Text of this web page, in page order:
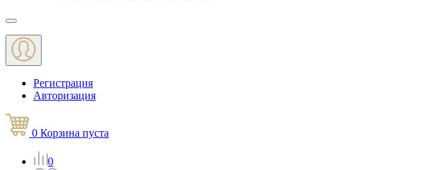
Меню
Регистрация
Авторизация
0 Корзина пуста
0